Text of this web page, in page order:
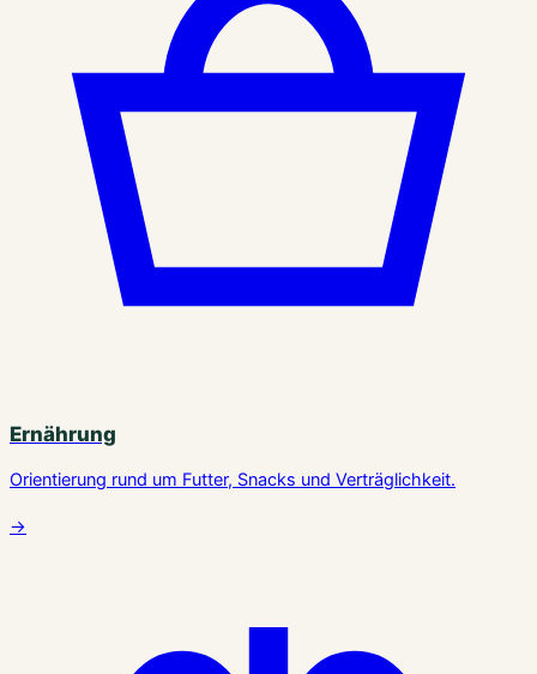
Ernährung
Orientierung rund um Futter, Snacks und Verträglichkeit.
→